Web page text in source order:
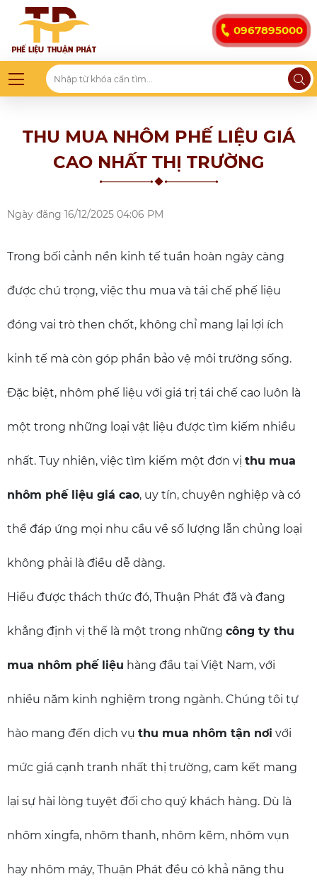
0967895000
THU MUA NHÔM PHẾ LIỆU GIÁ
CAO NHẤT THỊ TRƯỜNG
Ngày đăng 16/12/2025 04:06 PM
Trong bối cảnh nền kinh tế tuần hoàn ngày càng
được chú trọng, việc thu mua và tái chế phế liệu
đóng vai trò then chốt, không chỉ mang lại lợi ích
kinh tế mà còn góp phần bảo vệ môi trường sống.
Đặc biệt, nhôm phế liệu với giá trị tái chế cao luôn là
một trong những loại vật liệu được tìm kiếm nhiều
nhất. Tuy nhiên, việc tìm kiếm một đơn vị thu mua
nhôm phế liệu giá cao, uy tín, chuyên nghiệp và có
thể đáp ứng mọi nhu cầu về số lượng lẫn chủng loại
không phải là điều dễ dàng.
Hiểu được thách thức đó, Thuận Phát đã và đang
khẳng định vị thế là một trong những công ty thu
mua nhôm phế liệu hàng đầu tại Việt Nam, với
nhiều năm kinh nghiệm trong ngành. Chúng tôi tự
hào mang đến dịch vụ thu mua nhôm tận nơi với
mức giá cạnh tranh nhất thị trường, cam kết mang
lại sự hài lòng tuyệt đối cho quý khách hàng. Dù là
nhôm xingfa, nhôm thanh, nhôm kẽm, nhôm vụn
hay nhôm máy, Thuận Phát đều có khả năng thu